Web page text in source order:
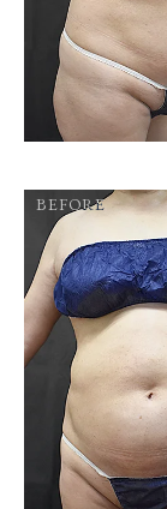
BEFORE